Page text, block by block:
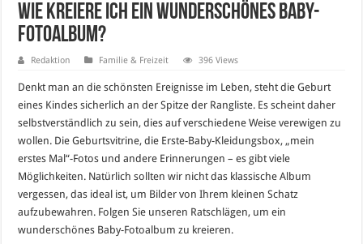
Wie kreiere ich ein wunderschönes Baby-
Fotoalbum?
Redaktion Familie & Freizeit 396 Views
Denkt man an die schönsten Ereignisse im Leben, steht die Geburt
eines Kindes sicherlich an der Spitze der Rangliste. Es scheint daher
selbstverständlich zu sein, dies auf verschiedene Weise verewigen zu
wollen. Die Geburtsvitrine, die Erste-Baby-Kleidungsbox, „mein
erstes Mal“-Fotos und andere Erinnerungen – es gibt viele
Möglichkeiten. Natürlich sollten wir nicht das klassische Album
vergessen, das ideal ist, um Bilder von Ihrem kleinen Schatz
aufzubewahren. Folgen Sie unseren Ratschlägen, um ein
wunderschönes Baby-Fotoalbum zu kreieren.